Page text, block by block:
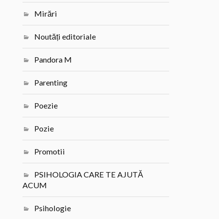
Mirări
Noutăți editoriale
Pandora M
Parenting
Poezie
Pozie
Promotii
PSIHOLOGIA CARE TE AJUTĂ
ACUM
Psihologie